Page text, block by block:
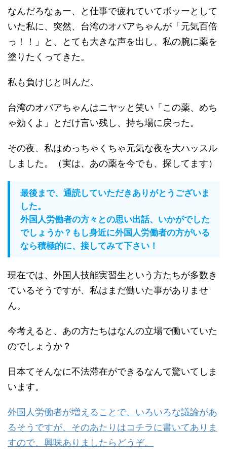
なんだろなぁー、と仕事で疲れていてボッーとして
いた私に、突然、台湾のオバアちゃんが「元気百倍
っ！！」と、とても大きな声を出し、私の腕に薬を
塗りたくってきた。
私も負けじと叫んだ。
台湾のオバアちゃんはニヤッと笑い「この薬、めち
ゃ効くよ」とだけ言い残し、持ち場に戻った。
その夜、私はめっちゃくちゃ元気な夜を大ハッスル
しました。（実は、あの薬を今でも、探してます）
最後まで、通読していただきありがとうございま
した。
外国人労働者の方々との思い出話、いかがでした
でしょうか？もし身近に外国人労働者の方がいる
なら積極的に、接してみて下さい！
現在では、外国人技能実習生という方たちが多数き
ているそうですが、私はまだ働いた事がありませ
ん。
今考えると、あの方たちはなんの立場で働いていた
のでしょうか？
日本てそんなに不法滞在ができるなんて驚いてしま
います。
外国人労働者が増えることで、いろいろな議論があ
るそうですが、そのあたりはコチラに書いてありま
すので、興味ありましたらどうぞ。